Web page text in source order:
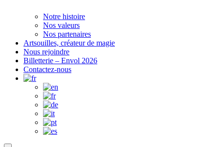
Notre histoire
Nos valeurs
Nos partenaires
Artsouilles, créateur de magie
Nous rejoindre
Billetterie – Envol 2026
Contactez-nous